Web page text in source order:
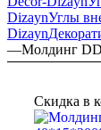
DizaynУглы
Dizayn
—Молдинг
Скидка в